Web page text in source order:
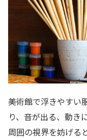
美術館で浮きやすい
り、音が出る、動き
周囲の視界を妨げる